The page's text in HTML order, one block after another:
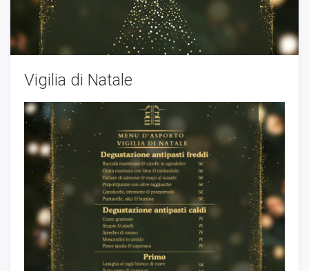
Vigilia di Natale